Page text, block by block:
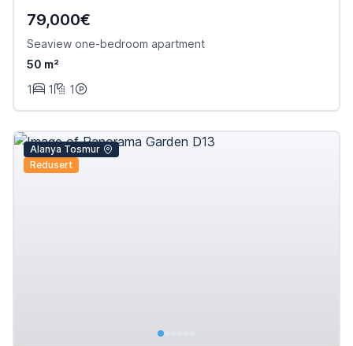
79,000€
Seaview one-bedroom apartment
50 m²
1
1 1
Alanya Tosmur
Redusert